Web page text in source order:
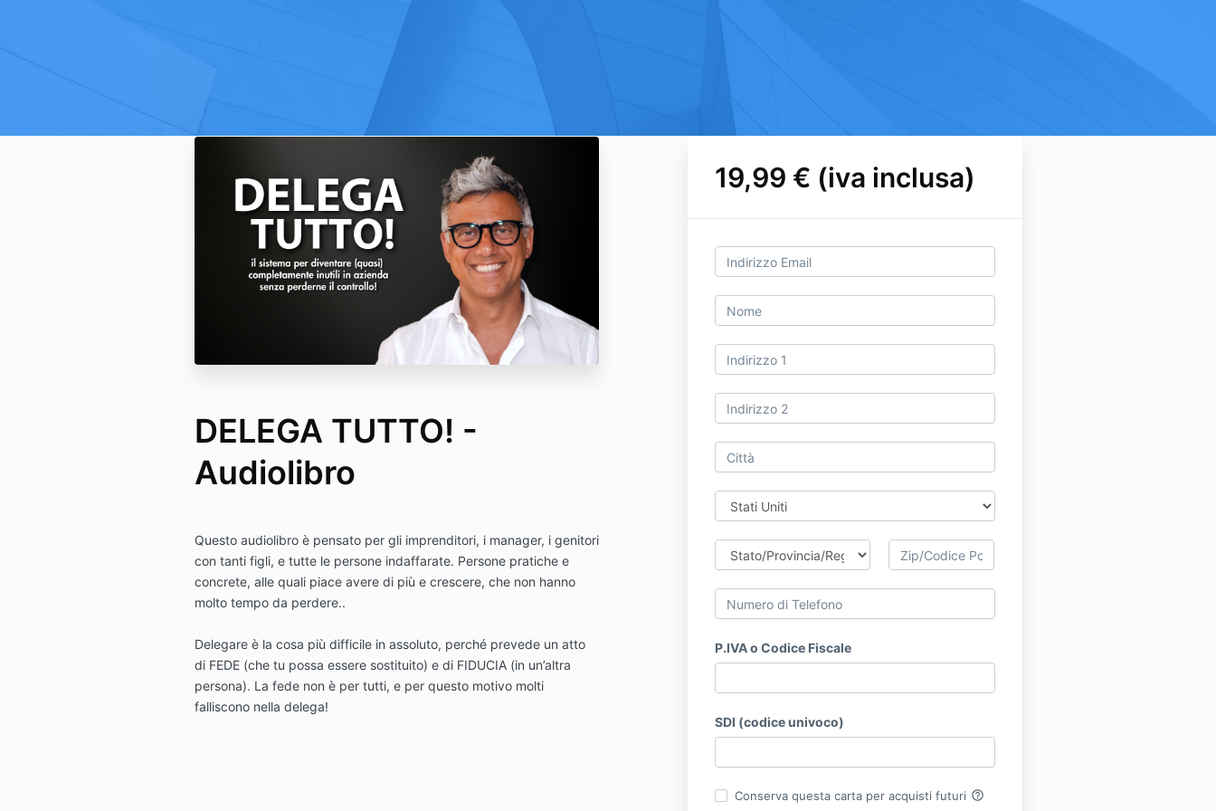
19,99 € (iva inclusa)
P.IVA o Codice Fiscale
SDI (codice univoco)
Conserva questa carta per acquisti futuri help_outline
DELEGA TUTTO! -
Audiolibro
Questo audiolibro è pensato per gli imprenditori, i manager, i genitori
con tanti figli, e tutte le persone indaffarate. Persone pratiche e
concrete, alle quali piace avere di più e crescere, che non hanno
molto tempo da perdere..
Delegare è la cosa più difficile in assoluto, perché prevede un atto
di FEDE (che tu possa essere sostituito) e di FIDUCIA (in un’altra
persona). La fede non è per tutti, e per questo motivo molti
falliscono nella delega!